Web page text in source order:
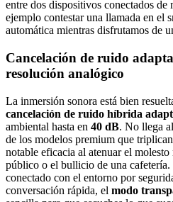
entre dos dispositivos conectados de
ejemplo contestar una llamada en el
automática mientras disfrutamos de
Cancelación de ruido
resolución analógico
La inmersión sonora está bien
cancelación de ruido híbrida
ambiental hasta en 40 dB. No llega
de los modelos premium que
notable eficacia al atenuar el
público o el bullicio de una cafetería.
conectado con el entorno por
conversación rápida, el modo